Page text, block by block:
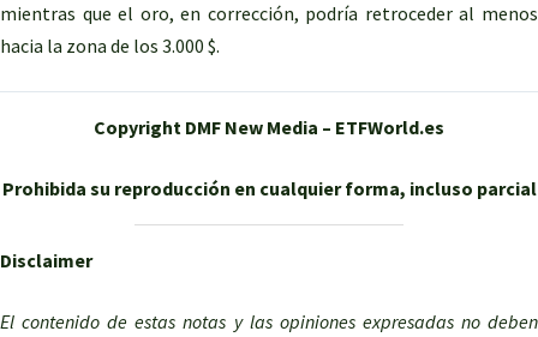
mientras que el oro, en corrección, podría retroceder al menos
hacia la zona de los 3.000 $.
Copyright DMF New Media – ETFWorld.es
Prohibida su reproducción en cualquier forma, incluso parcial
Disclaimer
El contenido de estas notas y las opiniones expresadas no deben